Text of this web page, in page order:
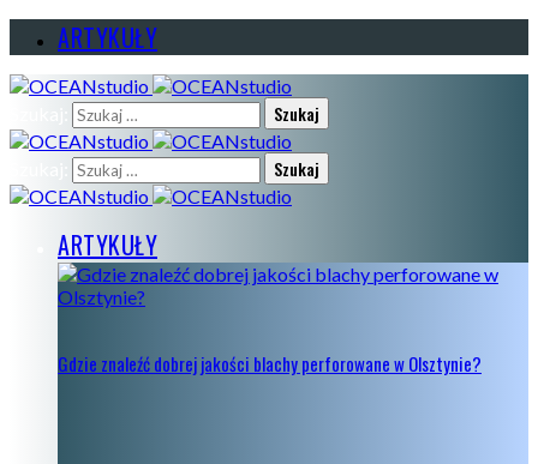
ARTYKUŁY
ARTYKUŁY
Gdzie znaleźć dobrej jakości blachy perforowane w Olsztynie?